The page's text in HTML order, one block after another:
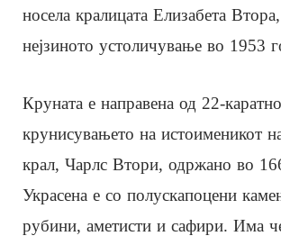
носела кралицата Елизабета
нејзиното устоличување во 1953
Круната е направена од 22-
крунисувањето на истоименикот
крал, Чарлс Втори, одржано во
Украсена е со полускапоцени
рубини, аметисти и сафири. Има